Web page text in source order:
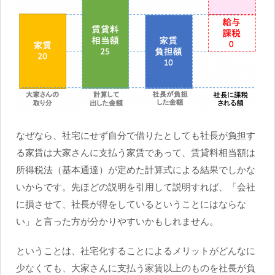
なぜなら、社宅にせず自分で借りたとしても社長が負担す
る家賃は大家さんに支払う家賃であって、賃貸料相当額は
所得税法（基本通達）が定めた計算式による結果でしかな
いからです。先ほどの説明を引用して説明すれば、「会社
に損させて、社長が得をしているということにはならな
い」と言った方が分かりやすいかもしれません。
ということは、社宅化することによるメリットがどんなに
少なくても、大家さんに支払う家賃以上のものを社長が負